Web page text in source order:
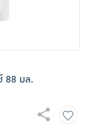
88 มล.